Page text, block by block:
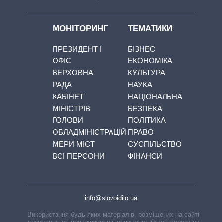
МОНІТОРИНГ
ПРЕЗИДЕНТ І
ОФІС
ВЕРХОВНА
РАДА
КАБІНЕТ
МІНІСТРІВ
ГОЛОВИ
ОБЛАДМІНІСТРАЦІЙ
МЕРИ МІСТ
ВСІ ПЕРСОНИ
ТЕМАТИКИ
БІЗНЕС
ЕКОНОМІКА
КУЛЬТУРА
НАУКА
НАЦІОНАЛЬНА
БЕЗПЕКА
ПОЛІТИКА
ПРАВО
СУСПІЛЬСТВО
ФІНАНСИ
info@slovoidilo.ua
Використання будь-яких матеріалів, розміщених на сайті,